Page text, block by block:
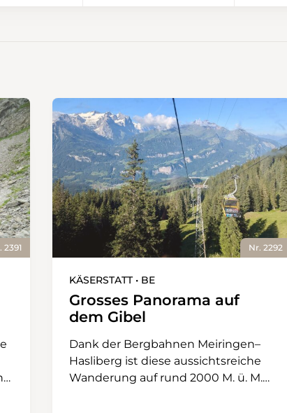
2391 Nr. 2292
KÄSERSTATT • BE
Grosses Panorama auf
dem Gibel
Dank der Bergbahnen Meiringen–
Hasliberg ist diese aussichtsreiche
Wanderung auf rund 2000 M. ü. M.